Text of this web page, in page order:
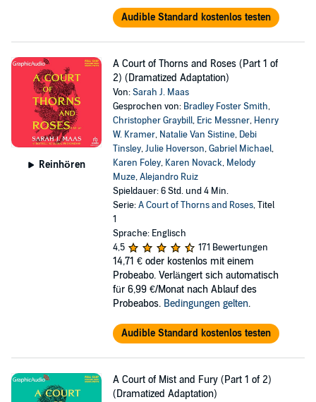
Audible Standard kostenlos testen
Reinhören
A Court of Thorns and Roses (Part 1 of
2) (Dramatized Adaptation)
Von:Sarah J. Maas
Gesprochen von: Bradley Foster Smith,
Christopher Graybill, Eric Messner, Henry
W. Kramer, Natalie Van Sistine, Debi
Tinsley,Julie Hoverson,Gabriel Michael,
Karen Foley, Karen Novack, Melody
Muze,Alejandro Ruiz
Spieldauer: 6 Std. und 4 Min.
Serie:A Court of Thorns and Roses, Titel
1
Sprache: Englisch
4,5
171 Bewertungen
14,71 € oder kostenlos mit einem
Probeabo. Verlängert sich automatisch
für 6,99 €/Monat nach Ablauf des
Probeabos. Bedingungen gelten.
Audible Standard kostenlos testen
A Court of Mist and Fury (Part 1 of 2)
(Dramatized Adaptation)